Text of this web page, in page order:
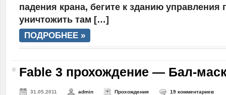
падения крана, бегите к зданию управления
уничтожить там […]
ПОДРОБНЕЕ »
Fable 3 прохождение — Бал-
31.05.2011 admin Прохождения 19 комментариев